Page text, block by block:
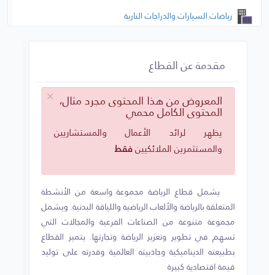
رياضات السيارات والدراجات النارية
الرياضات الجماعية
الرياضات المائية
الرياضات الهوائية
الرياضات التقليدية والفنون القتالية
التسويق الرياضي والعلامات التجارية
الإعلام الرياضي والبث المباشر
السياحة الرياضية
مقدمة عن القطاع
المعروض من هذا المحتوى مجرد مثال،
المحتوى الكامل محمي
يظهر لرائد الأعمال والمستشاريين
والمستثمرين الملائكيينفقط
يشمل قطاع الرياضة مجموعة واسعة من الأنشطة
المتعلقة بالرياضة والألعاب الرياضية واللياقة البدنية. ويشمل
مجموعة متنوعة من الصناعات الفرعية والمجالات التي
تسهم في تطوير وتعزيز الرياضة وتجارتها. يتميز القطاع
بطبيعته الديناميكية وجاذبيته العالمية وقدرته على توليد
قيمة اقتصادية كبيرة